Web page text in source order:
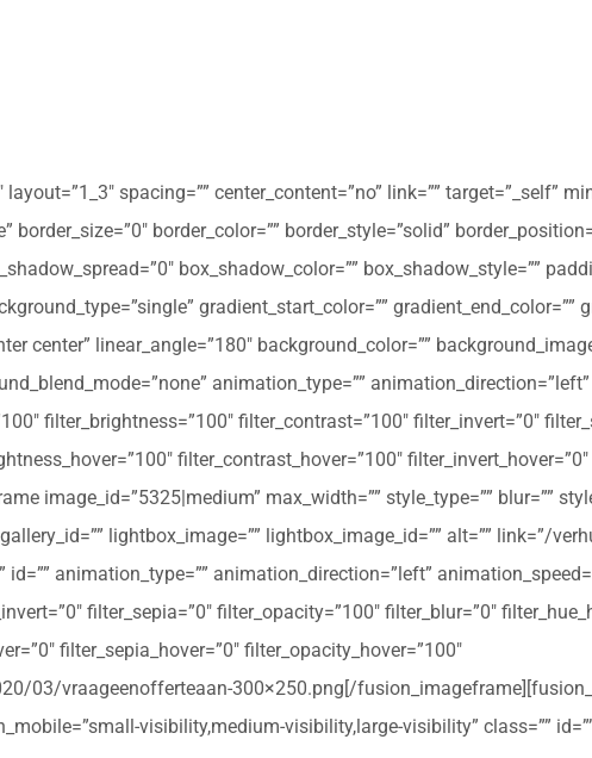
spacing=”” center_content=”no” link=”” target=”_self”
border_color=”” border_style=”solid”
box_shadow_color=”” box_shadow_style=””
gradient_start_color=”” gradient_end_color=””
center” linear_angle=”180″ background_color=””
animation_type=””
filter_brightness=”100″ filter_contrast=”100″ filter_invert=”0″
filter_contrast_hover=”100″
image_id=”5325|medium” max_width=”” style_type=”” blur=””
lightbox_image=”” lightbox_image_id=”” alt=”” link=”/
animation_type=”” animation_direction=”left”
filter_sepia=”0″ filter_opacity=”100″ filter_blur=”0″
filter_sepia_hover=”0″ filter_opacity_hover=”100″
03/vraageenofferteaan-300×250.png[/
visibility,medium-visibility,large-visibility” class=””